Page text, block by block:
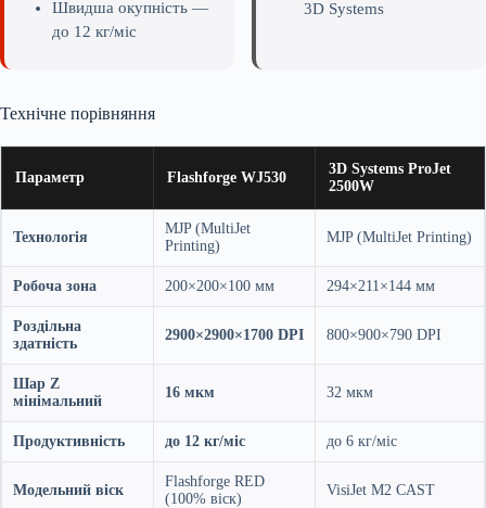
Швидша окупність —
до 12 кг/міс
3D Systems
Технічне порівняння
Параметр Flashforge WJ530
3D Systems ProJet
2500W
Технологія
MJP (MultiJet
Printing)
MJP (MultiJet Printing)
Робоча зона 200×200×100 мм 294×211×144 мм
Роздільна
здатність
2900×2900×1700 DPI 800×900×790 DPI
Шар Z
мінімальний
16 мкм 32 мкм
Продуктивність до 12 кг/міс до 6 кг/міс
Модельний віск
Flashforge RED
(100% віск)
VisiJet M2 CAST